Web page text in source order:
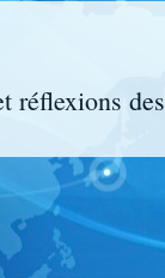
réflexions des